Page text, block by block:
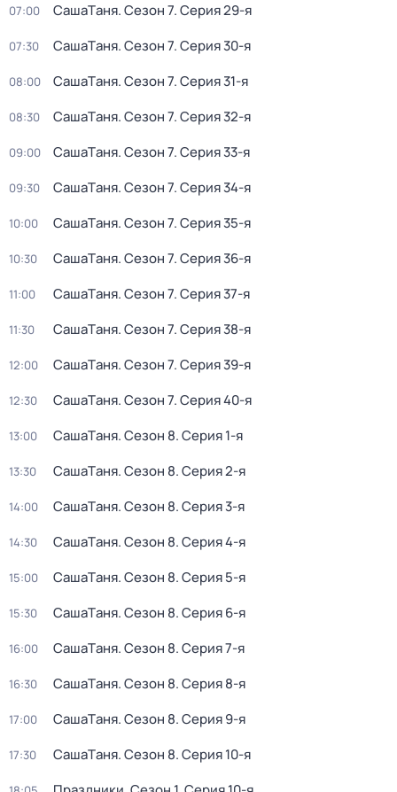
07:00 CашаTаня. Сезон 7. Серия 29-я
07:30 CашаTаня. Сезон 7. Серия 30-я
08:00 CашаTаня. Сезон 7. Серия 31-я
08:30 CашаTаня. Сезон 7. Серия 32-я
09:00 CашаTаня. Сезон 7. Серия 33-я
09:30 CашаTаня. Сезон 7. Серия 34-я
10:00 CашаTаня. Сезон 7. Серия 35-я
10:30 CашаTаня. Сезон 7. Серия 36-я
11:00 CашаTаня. Сезон 7. Серия 37-я
11:30 CашаTаня. Сезон 7. Серия 38-я
12:00 CашаTаня. Сезон 7. Серия 39-я
12:30 CашаTаня. Сезон 7. Серия 40-я
13:00 CашаTаня. Сезон 8. Серия 1-я
13:30 CашаTаня. Сезон 8. Серия 2-я
14:00 CашаTаня. Сезон 8. Серия 3-я
14:30 CашаTаня. Сезон 8. Серия 4-я
15:00 CашаTаня. Сезон 8. Серия 5-я
15:30 CашаTаня. Сезон 8. Серия 6-я
16:00 CашаTаня. Сезон 8. Серия 7-я
16:30 CашаTаня. Сезон 8. Серия 8-я
17:00 CашаTаня. Сезон 8. Серия 9-я
17:30 CашаTаня. Сезон 8. Серия 10-я